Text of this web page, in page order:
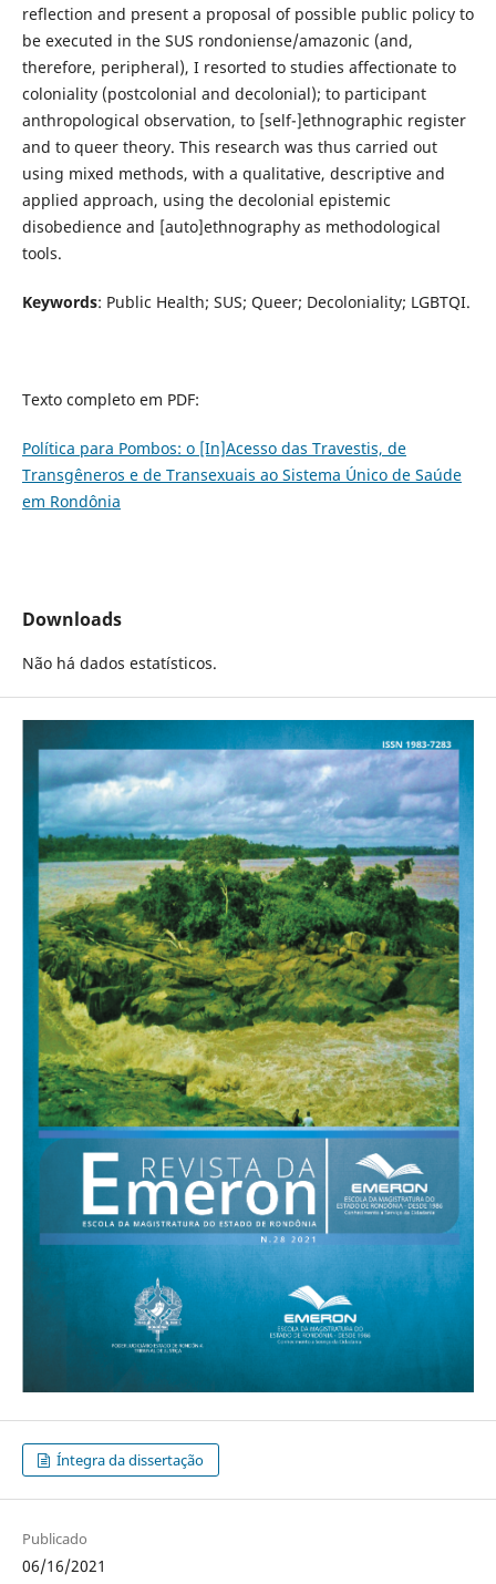
reflection and present a proposal of possible public policy to
be executed in the SUS rondoniense/amazonic (and,
therefore, peripheral), I resorted to studies affectionate to
coloniality (postcolonial and decolonial); to participant
anthropological observation, to [self-]ethnographic register
and to queer theory. This research was thus carried out
using mixed methods, with a qualitative, descriptive and
applied approach, using the decolonial epistemic
disobedience and [auto]ethnography as methodological
tools.
Keywords: Public Health; SUS; Queer; Decoloniality; LGBTQI.
Texto completo em PDF:
Política para Pombos: o [In]Acesso das Travestis, de
Transgêneros e de Transexuais ao Sistema Único de Saúde
em Rondônia
Downloads
Não há dados estatísticos.
Íntegra da dissertação
Publicado
06/16/2021